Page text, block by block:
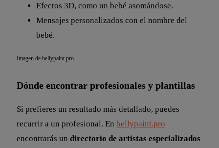
Efectos 3D, como un bebé asomándose.
Mensajes personalizados con el nombre del
bebé.
Imagen de bellypaint.pro
Dónde encontrar profesionales y plantillas
Si prefieres un resultado más detallado, puedes
recurrir a un profesional. Enbellypaint.pro
encontrarás undirectorio de artistas especializados